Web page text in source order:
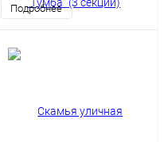
Подробнее